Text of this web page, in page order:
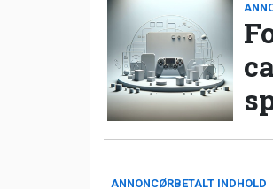
ANNONCØRBETALT INDHOLD